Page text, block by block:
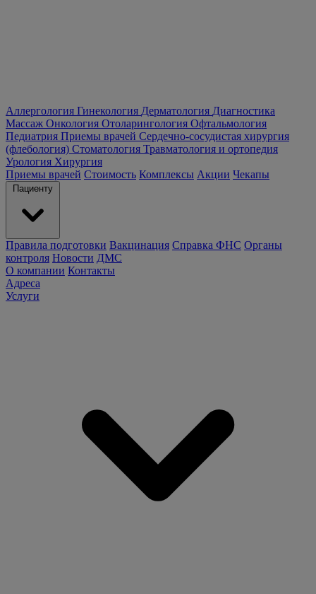
Аллергология Гинекология Дерматология Диагностика
Массаж Онкология Отоларингология Офтальмология
Педиатрия Приемы врачей Сердечно-сосудистая хирургия
(флебология) Стоматология Травматология и ортопедия
Урология Хирургия
Приемы врачей Стоимость Комплексы Акции Чекапы
Пациенту
Правила подготовки Вакцинация Справка ФНС Органы
контроля Новости ДМС
О компании Контакты
Адреса
Услуги